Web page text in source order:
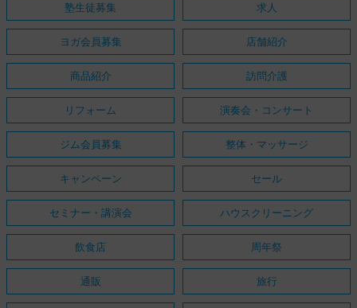
塾生徒募集 求人
ヨガ会員募集 店舗紹介
商品紹介 訪問介護
リフォーム 演奏会・コンサート
ジム会員募集 整体・マッサージ
キャンペーン セール
セミナー・講演会 ハウスクリーニング
飲食店 周年祭
通販 旅行